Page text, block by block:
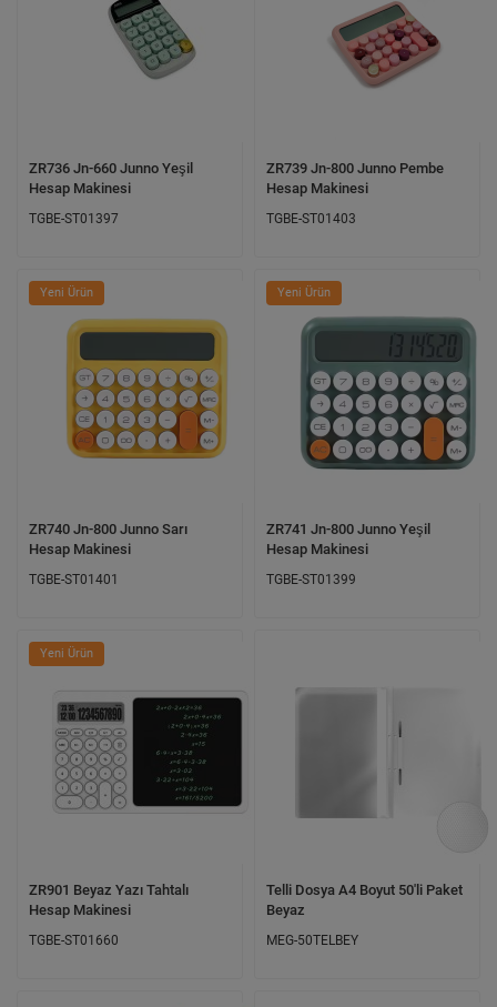
ZR736 Jn-660 Junno Yeşil
Hesap Makinesi
TGBE-ST01397
ZR739 Jn-800 Junno Pembe
Hesap Makinesi
TGBE-ST01403
Yeni Ürün
ZR740 Jn-800 Junno Sarı
Hesap Makinesi
TGBE-ST01401
Yeni Ürün
ZR741 Jn-800 Junno Yeşil
Hesap Makinesi
TGBE-ST01399
Yeni Ürün
ZR901 Beyaz Yazı Tahtalı
Hesap Makinesi
TGBE-ST01660
Telli Dosya A4 Boyut 50'li Paket
Beyaz
MEG-50TELBEY